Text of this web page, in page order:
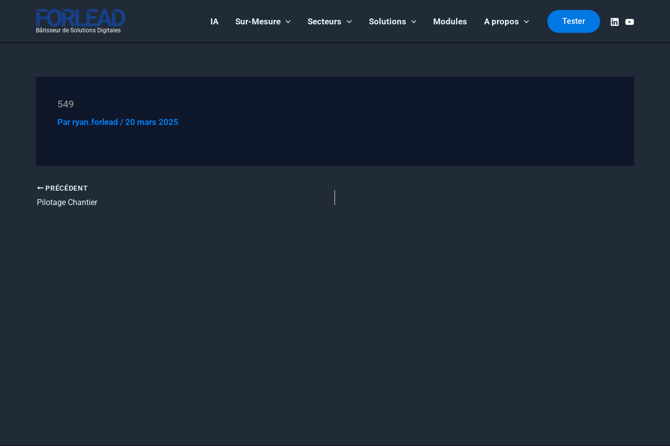
Bâtisseur de Solutions Digitales
IA Sur-Mesure Secteurs Solutions Modules A propos Tester
549
Par ryan.forlead / 20 mars 2025
PRÉCÉDENT
Pilotage Chantier